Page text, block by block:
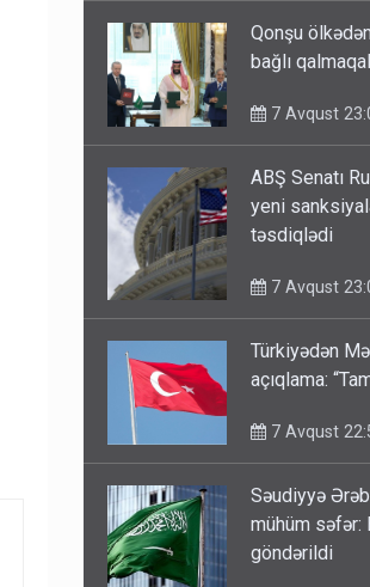
Qonşu
bağlı
7 Avqust
ABŞ Senatı
yeni
təsdiqlədi
7 Avqust
Türkiyədən
açıqlama:
7 Avqust
Səudiyyə
mühüm səfər:
göndərildi